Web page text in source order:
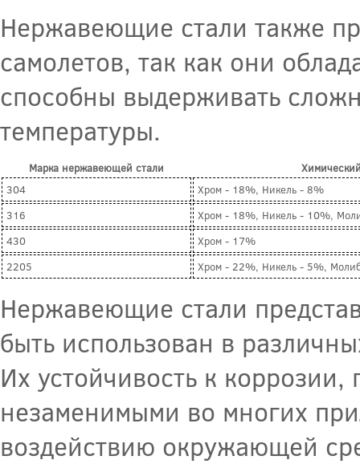
Нержавеющие стали также
самолетов, так как они
способны выдерживать
температуры.
Марка нержавеющей стали
304
Хром - 18%, Никель - 8%
316
Хром - 18%, Никель - 10%,
430
Хром - 17%
2205
Хром - 22%, Никель - 5%,
Нержавеющие стали
быть использован в
Их устойчивость к
незаменимыми во многих
воздействию окружающей